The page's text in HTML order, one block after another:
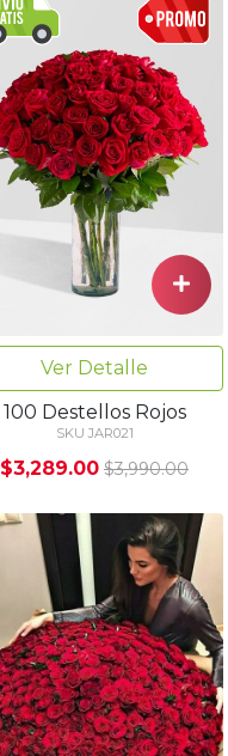
Ver Detalle
100 Destellos Rojos
SKU JAR021
$3,289.00 $3,990.00